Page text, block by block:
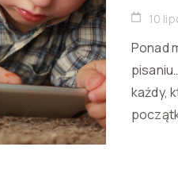
10
Ponad
każdy,